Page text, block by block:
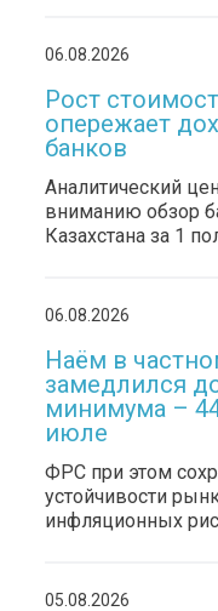
06.08.2026
Рост
опережает
банков
Аналитический
вниманию обзор
Казахстана за 1
06.08.2026
Наём в
замедлился
минимума –
июле
ФРС при этом
устойчивости
инфляционных
05.08.2026